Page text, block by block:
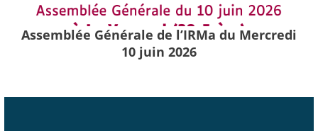
Assemblée Générale de l’IRMa du Mercredi
10 juin 2026